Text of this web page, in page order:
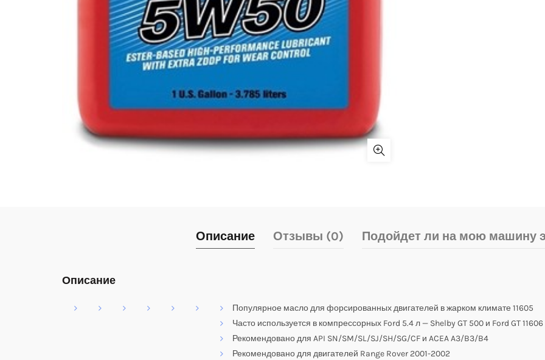
Описание Отзывы (0) Подойдет ли на мою машину
Описание
Популярное масло для форсированных двигателей в жарком климате 11605
Часто используется в компрессорных Ford 5.4 л — Shelby GT 500 и Ford GT 11606
Рекомендовано для API SN/SM/SL/SJ/SH/SG/CF и ACEA A3/B3/B4
Рекомендовано для двигателей Range Rover 2001-2002